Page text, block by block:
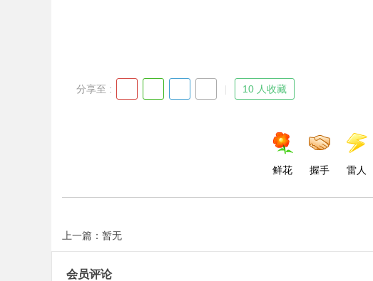
d
分享至 : 10 人收藏
鲜花 握手 雷人
上一篇：暂无
会员评论